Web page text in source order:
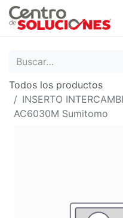
Todos los productos
INSERTO
AC6030M Sumitomo